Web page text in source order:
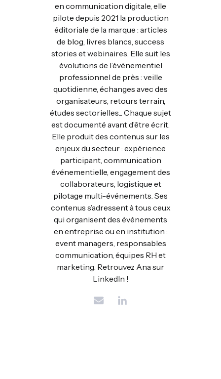
en communication digitale, elle
pilote depuis 2021 la production
éditoriale de la marque : articles
de blog, livres blancs, success
stories et webinaires. Elle suit les
évolutions de l’événementiel
professionnel de près : veille
quotidienne, échanges avec des
organisateurs, retours terrain,
études sectorielles... Chaque sujet
est documenté avant d’être écrit.
Elle produit des contenus sur les
enjeux du secteur : expérience
participant, communication
événementielle, engagement des
collaborateurs, logistique et
pilotage multi-événements. Ses
contenus s’adressent à tous ceux
qui organisent des événements
en entreprise ou en institution :
event managers, responsables
communication, équipes RH et
marketing. Retrouvez Ana sur
LinkedIn !